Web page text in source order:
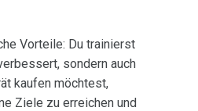
Vorteile: Du trainierst
sondern auch
kaufen möchtest,
Ziele zu erreichen und